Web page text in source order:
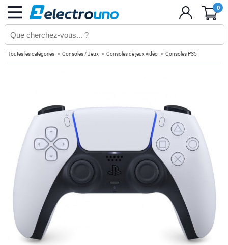
0
Toutes les catégories Consoles / Jeux Consoles de jeux vidéo Consoles PS5